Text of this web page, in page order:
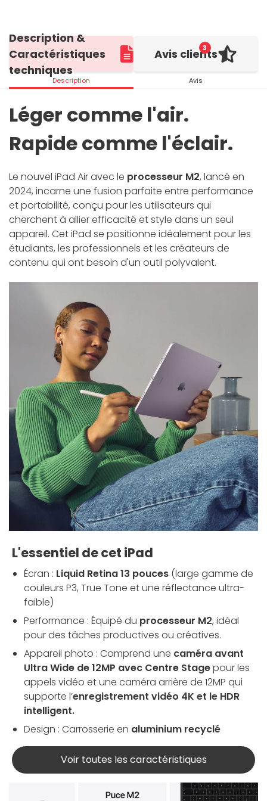
Description &
Caractéristiques
techniques
Description
3
Avis clients
Avis
Léger comme l'air.
Rapide comme l'éclair.
Le nouvel iPad Air avec le processeur M2, lancé en
2024, incarne une fusion parfaite entre performance
et portabilité, conçu pour les utilisateurs qui
cherchent à allier efficacité et style dans un seul
appareil. Cet iPad se positionne idéalement pour les
étudiants, les professionnels et les créateurs de
contenu qui ont besoin d'un outil polyvalent.
L'essentiel de cet iPad
Écran : Liquid Retina 13 pouces (large gamme de
couleurs P3, True Tone et une réflectance ultra-
faible)
Performance : Équipé du processeur M2, idéal
pour des tâches productives ou créatives.
Appareil photo : Comprend une caméra avant
Ultra Wide de 12MP avec Centre Stagepour les
appels vidéo et une caméra arrière de 12MP qui
supporte l’enregistrement vidéo 4K et le HDR
intelligent.
Design : Carrosserie en aluminium recyclé
Voir toutes les caractéristiques